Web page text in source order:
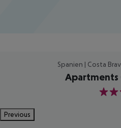
Spanien | Costa
Apartments
3
Previous